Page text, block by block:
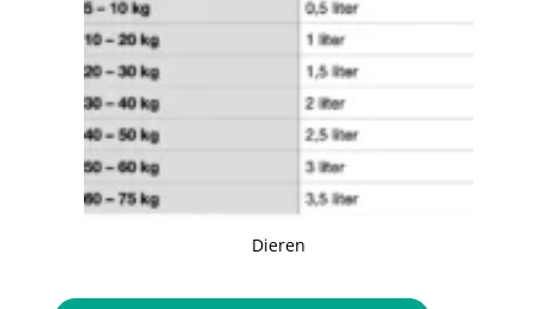
Dieren